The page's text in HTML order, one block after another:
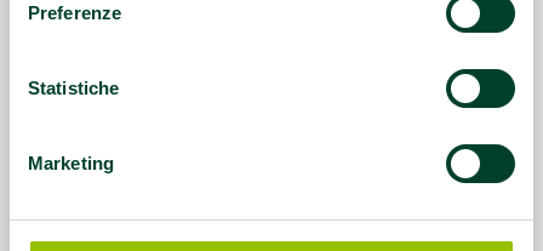
Preferenze
Statistiche
Marketing
fuma regolarmente
In dieci anni aumenta, nella fascia d’età 18-69